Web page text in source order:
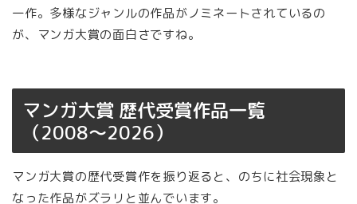
一作。多様なジャンルの作品がノミネートされているの
が、マンガ大賞の面白さですね。
マンガ大賞 歴代受賞作品一覧
（2008〜2026）
マンガ大賞の歴代受賞作を振り返ると、のちに社会現象と
なった作品がズラリと並んでいます。